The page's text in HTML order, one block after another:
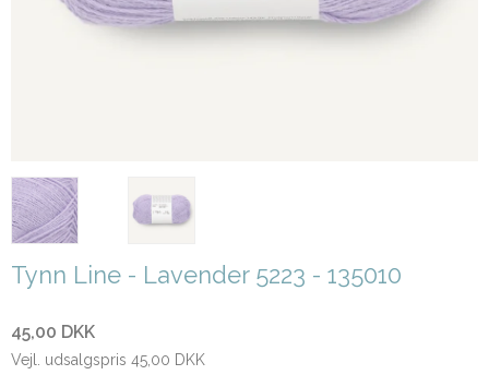
Tynn Line - Lavender 5223 - 135010
45,00 DKK
Vejl. udsalgspris 45,00 DKK